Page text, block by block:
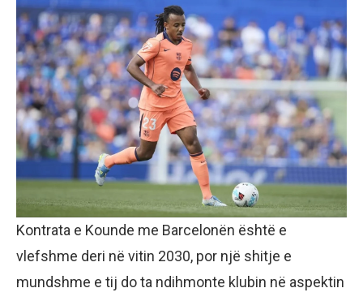
Kontrata e Kounde me Barcelonën është e
vlefshme deri në vitin 2030, por një shitje e
mundshme e tij do ta ndihmonte klubin në aspektin